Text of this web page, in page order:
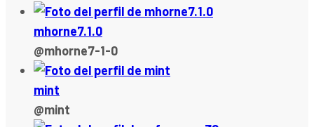
mhorne7.1.0
@mhorne7-1-0
mint
@mint